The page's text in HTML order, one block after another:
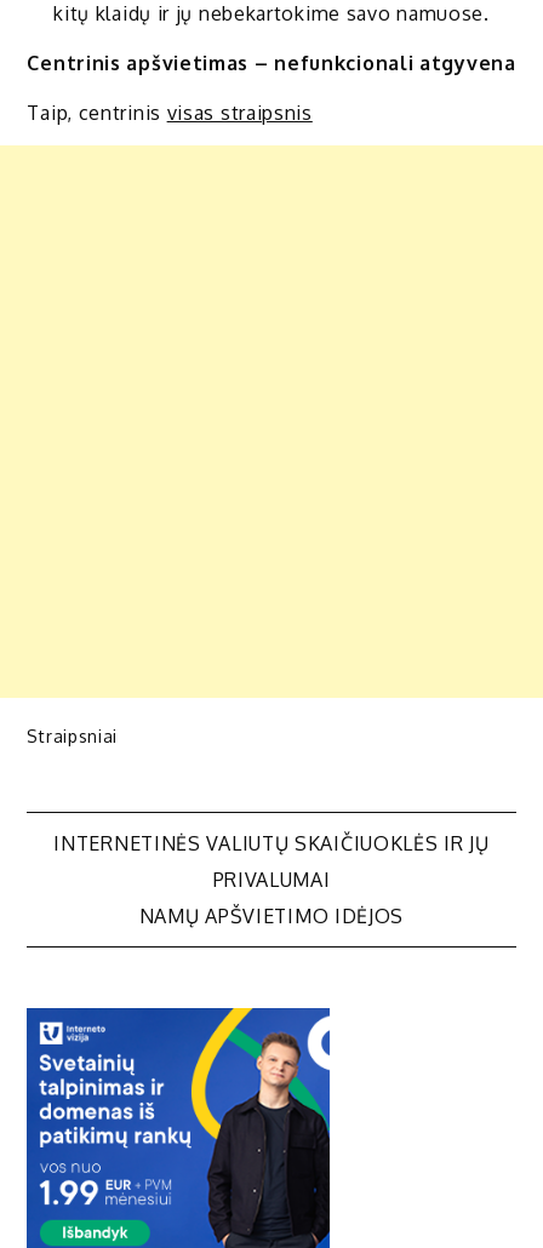
kitų klaidų ir jų nebekartokime savo namuose.
Centrinis apšvietimas – nefunkcionali atgyvena
Taip, centrinis visas straipsnis
Straipsniai
Navigacija
įrašų
INTERNETINĖS VALIUTŲ SKAIČIUOKLĖS IR JŲ
PRIVALUMAI
NAMŲ APŠVIETIMO IDĖJOS